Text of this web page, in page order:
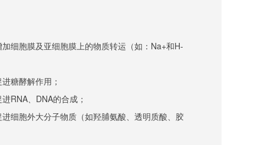
细胞膜及亚细胞膜上的物质转运（如：Na+和H-
糖酵解作用；
RNA、DNA的合成；
细胞外大分子物质（如羟脯氨酸、透明质酸、胶